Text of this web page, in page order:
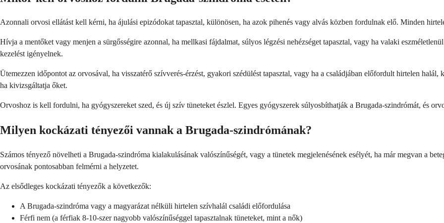
Azonnali orvosi ellátást kell kérni, ha ájulási epizódokat tapasztal, különösen, ha azok pihenés vagy alvás közben fordulnak elő. Minden
Hívja a mentőket vagy menjen a sürgősségire azonnal, ha mellkasi fájdalmat, súlyos légzési nehézséget tapasztal, vagy ha valaki
kezelést igényelnek.
Ütemezzen időpontot az orvosával, ha visszatérő szívverés-érzést, gyakori szédülést tapasztal, vagy ha a családjában előfordult hirtelen
ha kivizsgáltatja őket.
Orvoshoz is kell fordulni, ha gyógyszereket szed, és új szív tüneteket észlel. Egyes gyógyszerek súlyosbíthatják a Brugada-szindrómát, és
Milyen kockázati tényezői vannak a Brugada-szindrómának?
Számos tényező növelheti a Brugada-szindróma kialakulásának valószínűségét, vagy a tünetek megjelenésének esélyét, ha már megvan a
orvosának pontosabban felmérni a helyzetet.
Az elsődleges kockázati tényezők a következők:
A Brugada-szindróma vagy a magyarázat nélküli hirtelen szívhalál családi előfordulása
Férfi nem (a férfiak 8-10-szer nagyobb valószínűséggel tapasztalnak tüneteket, mint a nők)